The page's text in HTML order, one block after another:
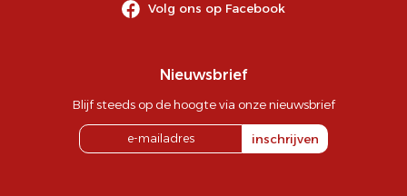
Volg ons op Facebook
Nieuwsbrief
Blijf steeds op de hoogte via onze nieuwsbrief
inschrijven